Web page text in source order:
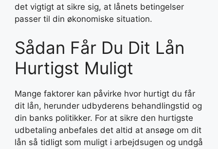
det vigtigt at sikre sig, at lånets betingelser
passer til din økonomiske situation.
Sådan Får Du Dit Lån
Hurtigst Muligt
Mange faktorer kan påvirke hvor hurtigt du får
dit lån, herunder udbyderens behandlingstid og
din banks politikker. For at sikre den hurtigste
udbetaling anbefales det altid at ansøge om dit
lån så tidligt som muligt i arbejdsugen og undgå